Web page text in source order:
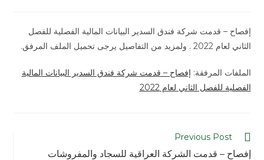
إفصاح – قدمت شركة فندق السدير البيانات المالية الفصلية للفصل
الثاني لعام 2022 . ولمزيد من التفاصيل يرجى تحميل الملف المرفق.
الملفات المرفقة: إفصاح – قدمت شركة فندق السدير البيانات المالية
الفصلية للفصل الثاني لعام 2022
Previous Post
إفصاح – قدمت الشركة العراقية للسجاد والمفروشات